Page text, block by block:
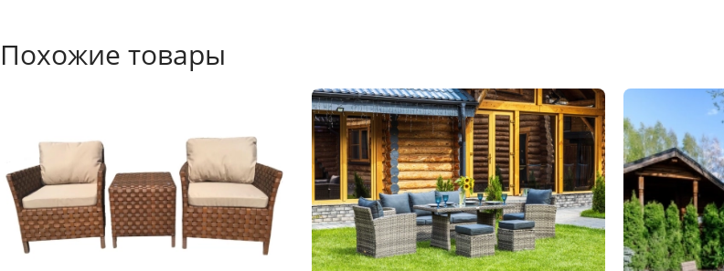
Похожие товары